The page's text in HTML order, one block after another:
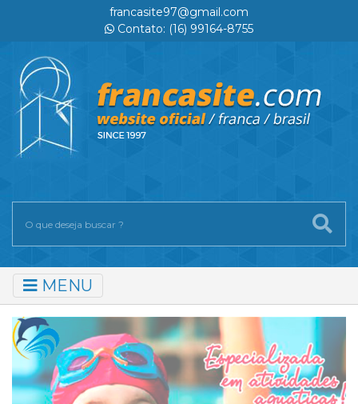
francasite97@gmail.com
Contato: (16) 99164-8755
MENU